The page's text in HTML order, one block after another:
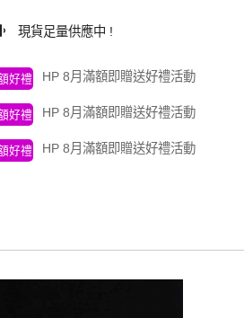
現貨足量供應中 !
好禮 HP 8月滿額即贈送好禮活動
好禮 HP 8月滿額即贈送好禮活動
好禮 HP 8月滿額即贈送好禮活動